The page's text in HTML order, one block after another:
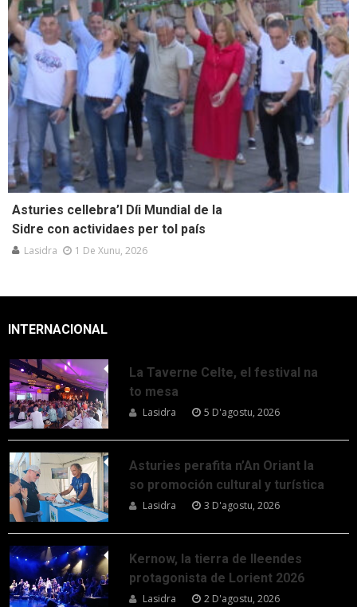
Asturies cellebra’l Díi Mundial de la
Sidre con actividaes per tol país
Lasidra 1 De Xunu, 2026
INTERNACIONAL
La Taverne Celte, el festival na
to mesa
Lasidra 5 D'agostu, 2026
Asturies perafita n’An Oriant la
so promoción cultural y turística
Lasidra 3 D'agostu, 2026
Kernow, la tierra de lleendes
protagonista de Lorient 2026
Lasidra 2 D'agostu, 2026